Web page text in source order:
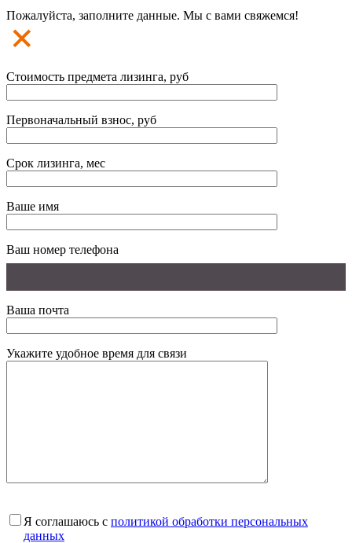
Пожалуйста, заполните данные. Мы с вами свяжемся!
Стоимость предмета лизинга, руб
Первоначальный взнос, руб
Срок лизинга, мес
Ваше имя
Ваш номер телефона
Ваша почта
Укажите удобное время для связи
Я соглашаюсь с политикой обработки персональных
данных